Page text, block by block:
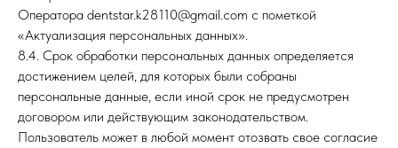
Оператора dentstar.k28110@gmail.com с пометкой
«Актуализация персональных данных».
8.4. Срок обработки персональных данных определяется
достижением целей, для которых были собраны
персональные данные, если иной срок не предусмотрен
договором или действующим законодательством.
Пользователь может в любой момент отозвать свое согласие